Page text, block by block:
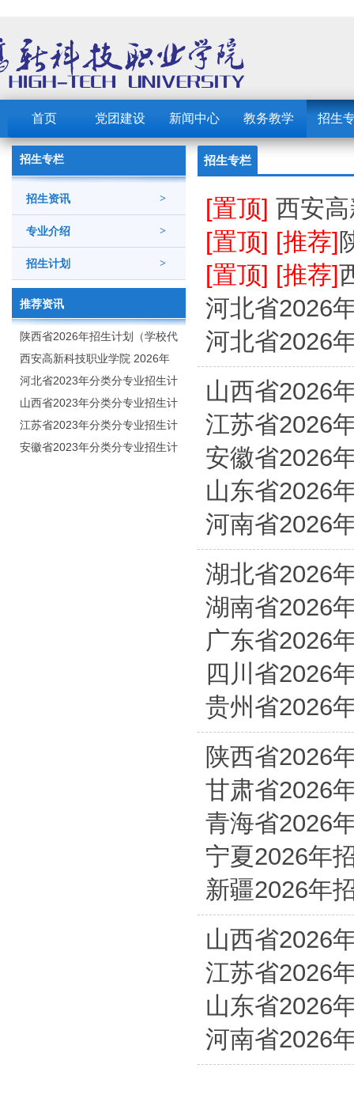
首页 党团建设 新闻中心 教务教学 招生
招生专栏
>
招生资讯
>
专业介绍
>
招生计划
推荐资讯
陕西省2026年招生计划（学校代
码：8103）
西安高新科技职业学院 2026年
招生章程
河北省2023年分类分专业招生计
划（院校代号：1889）
山西省2023年分类分专业招生计
划（院校代号：5560）
江苏省2023年分类分专业招生计
划（院校代号：8931）
安徽省2023年分类分专业招生计
招生专栏
[置顶] 西安
[置顶] [推荐]
[置顶] [推荐]
河北省2026
河北省2026
山西省2026
江苏省2026
安徽省2026
山东省2026
河南省2026
湖北省2026
湖南省2026
广东省2026
四川省2026
贵州省2026
陕西省2026
甘肃省2026
青海省2026
宁夏2026年
新疆2026年
山西省2026
江苏省2026
山东省2026
河南省2026